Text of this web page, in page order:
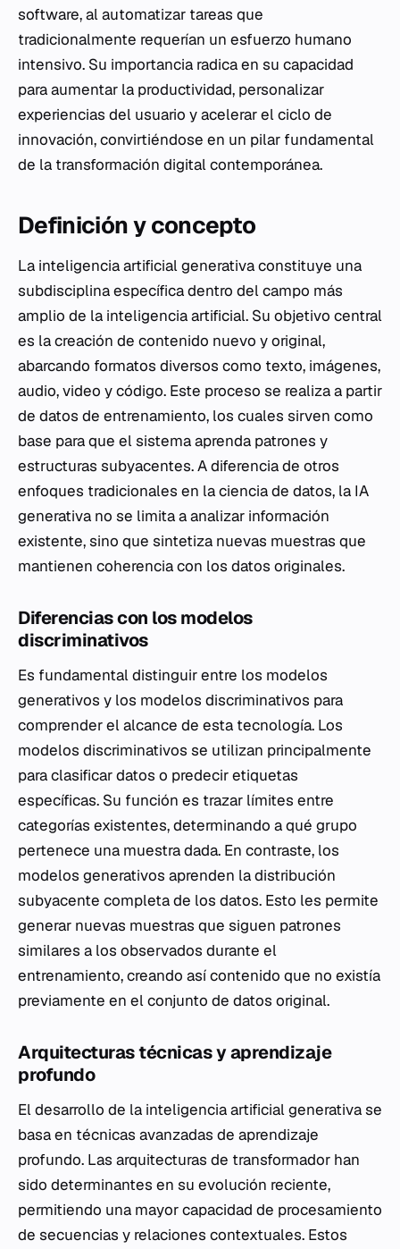
software, al automatizar tareas que
tradicionalmente requerían un esfuerzo humano
intensivo. Su importancia radica en su capacidad
para aumentar la productividad, personalizar
experiencias del usuario y acelerar el ciclo de
innovación, convirtiéndose en un pilar fundamental
de la transformación digital contemporánea.
Definición y concepto
La inteligencia artificial generativa constituye una
subdisciplina específica dentro del campo más
amplio de la inteligencia artificial. Su objetivo central
es la creación de contenido nuevo y original,
abarcando formatos diversos como texto, imágenes,
audio, video y código. Este proceso se realiza a partir
de datos de entrenamiento, los cuales sirven como
base para que el sistema aprenda patrones y
estructuras subyacentes. A diferencia de otros
enfoques tradicionales en la ciencia de datos, la IA
generativa no se limita a analizar información
existente, sino que sintetiza nuevas muestras que
mantienen coherencia con los datos originales.
Diferencias con los modelos
discriminativos
Es fundamental distinguir entre los modelos
generativos y los modelos discriminativos para
comprender el alcance de esta tecnología. Los
modelos discriminativos se utilizan principalmente
para clasificar datos o predecir etiquetas
específicas. Su función es trazar límites entre
categorías existentes, determinando a qué grupo
pertenece una muestra dada. En contraste, los
modelos generativos aprenden la distribución
subyacente completa de los datos. Esto les permite
generar nuevas muestras que siguen patrones
similares a los observados durante el
entrenamiento, creando así contenido que no existía
previamente en el conjunto de datos original.
Arquitecturas técnicas y aprendizaje
profundo
El desarrollo de la inteligencia artificial generativa se
basa en técnicas avanzadas de aprendizaje
profundo. Las arquitecturas de transformador han
sido determinantes en su evolución reciente,
permitiendo una mayor capacidad de procesamiento
de secuencias y relaciones contextuales. Estos